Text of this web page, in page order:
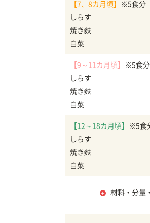
【7、8カ月頃】
※5食分
しらす
焼き麩
白菜
【9～11カ月頃】
※5食分
しらす
焼き麩
白菜
【12～18カ月頃】
※5食
しらす
焼き麩
白菜
材料・分量